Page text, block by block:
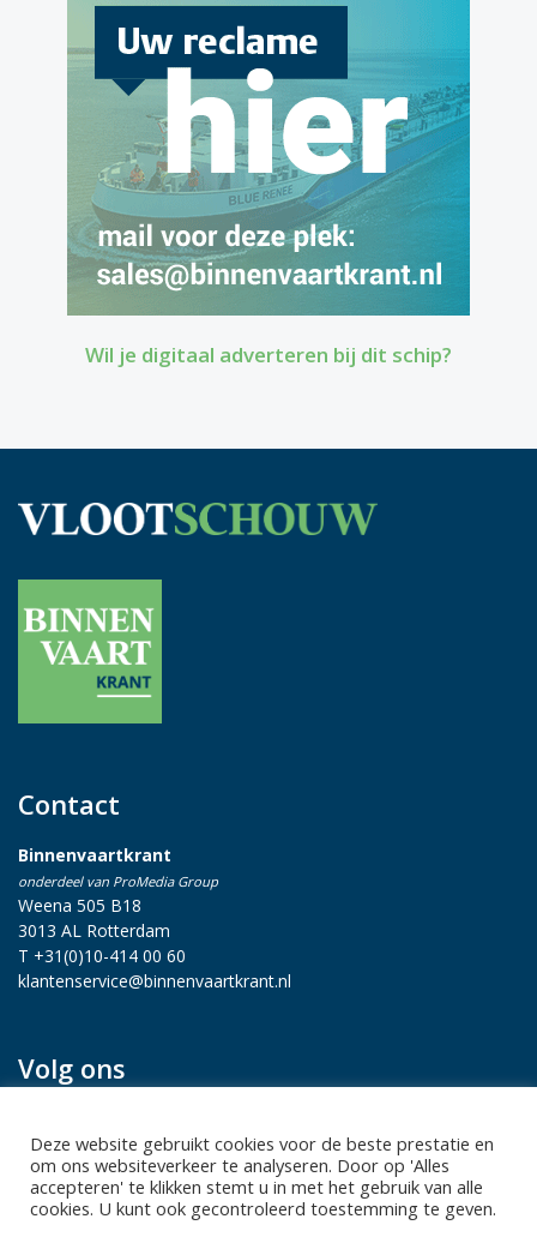
Wil je digitaal adverteren bij dit schip?
Contact
Binnenvaartkrant
onderdeel van ProMedia Group
Weena 505 B18
3013 AL Rotterdam
T +31(0)10-414 00 60
klantenservice@binnenvaartkrant.nl
Volg ons
Deze website gebruikt cookies voor de beste prestatie en
om ons websiteverkeer te analyseren. Door op 'Alles
accepteren' te klikken stemt u in met het gebruik van alle
cookies. U kunt ook gecontroleerd toestemming te geven.